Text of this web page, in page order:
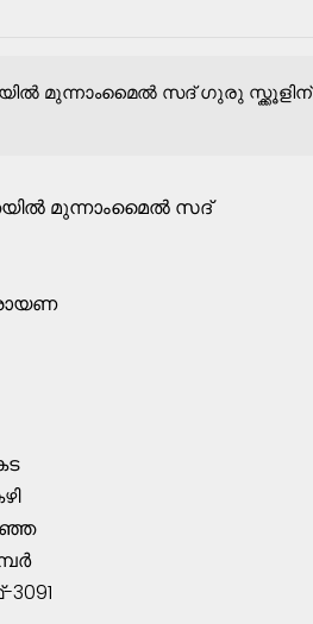
മുന്നാംമൈല്‍ സദ്‌ ഗുരു സ്ക്കൂളിന്‌
മുന്നാംമൈല്‍ സദ്‌